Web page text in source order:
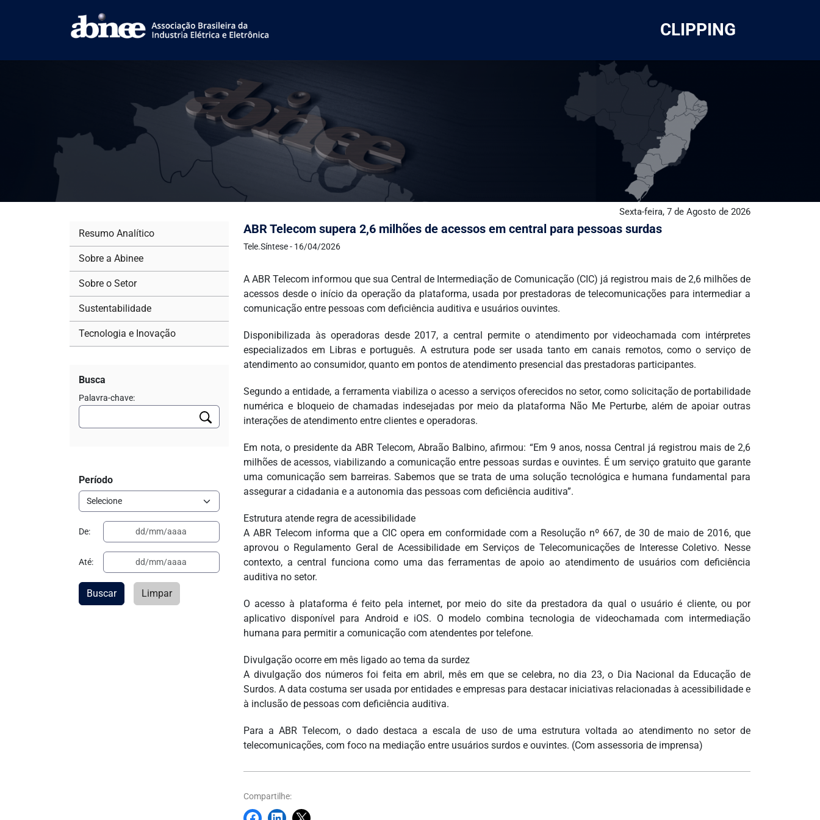
CLIPPING
Sexta-feira, 7 de Agosto de 2026
ABR Telecom supera 2,6 milhões de acessos em central para pessoas surdas
Tele.Síntese - 16/04/2026
A ABR Telecom informou que sua Central de Intermediação de Comunicação (CIC) já registrou mais de 2,6 milhões de
acessos desde o início da operação da plataforma, usada por prestadoras de telecomunicações para intermediar a
comunicação entre pessoas com deficiência auditiva e usuários ouvintes.
Disponibilizada às operadoras desde 2017, a central permite o atendimento por videochamada com intérpretes
especializados em Libras e português. A estrutura pode ser usada tanto em canais remotos, como o serviço de
atendimento ao consumidor, quanto em pontos de atendimento presencial das prestadoras participantes.
Segundo a entidade, a ferramenta viabiliza o acesso a serviços oferecidos no setor, como solicitação de portabilidade
numérica e bloqueio de chamadas indesejadas por meio da plataforma Não Me Perturbe, além de apoiar outras
interações de atendimento entre clientes e operadoras.
Em nota, o presidente da ABR Telecom, Abraão Balbino, afirmou: “Em 9 anos, nossa Central já registrou mais de 2,6
milhões de acessos, viabilizando a comunicação entre pessoas surdas e ouvintes. É um serviço gratuito que garante
uma comunicação sem barreiras. Sabemos que se trata de uma solução tecnológica e humana fundamental para
assegurar a cidadania e a autonomia das pessoas com deficiência auditiva”.
Estrutura atende regra de acessibilidade
A ABR Telecom informa que a CIC opera em conformidade com a Resolução nº 667, de 30 de maio de 2016, que
aprovou o Regulamento Geral de Acessibilidade em Serviços de Telecomunicações de Interesse Coletivo. Nesse
contexto, a central funciona como uma das ferramentas de apoio ao atendimento de usuários com deficiência
auditiva no setor.
O acesso à plataforma é feito pela internet, por meio do site da prestadora da qual o usuário é cliente, ou por
aplicativo disponível para Android e iOS. O modelo combina tecnologia de videochamada com intermediação
humana para permitir a comunicação com atendentes por telefone.
Divulgação ocorre em mês ligado ao tema da surdez
A divulgação dos números foi feita em abril, mês em que se celebra, no dia 23, o Dia Nacional da Educação de
Surdos. A data costuma ser usada por entidades e empresas para destacar iniciativas relacionadas à acessibilidade e
à inclusão de pessoas com deficiência auditiva.
Para a ABR Telecom, o dado destaca a escala de uso de uma estrutura voltada ao atendimento no setor de
telecomunicações, com foco na mediação entre usuários surdos e ouvintes. (Com assessoria de imprensa)
Compartilhe:
Resumo Analítico
Sobre a Abinee
Sobre o Setor
Sustentabilidade
Tecnologia e Inovação
Busca
Palavra-chave:
Período
De:
Até:
Buscar Limpar